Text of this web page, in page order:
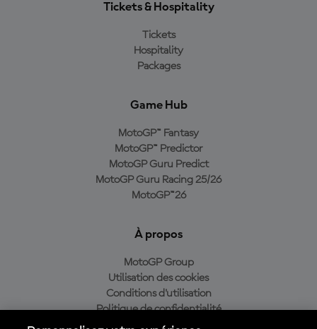
Tickets & Hospitality
Tickets
Hospitality
Packages
Game Hub
MotoGP™ Fantasy
MotoGP™ Predictor
MotoGP Guru Predict
MotoGP Guru Racing 25/26
MotoGP™26
À propos
MotoGP Group
Utilisation des cookies
Conditions d'utilisation
Politique de confidentialité
Politique d’achat